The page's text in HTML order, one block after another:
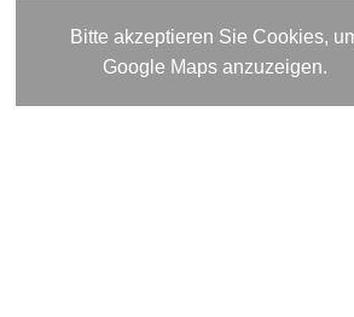
Bitte akzeptieren Sie Cookies,
Google Maps anzuzeigen.